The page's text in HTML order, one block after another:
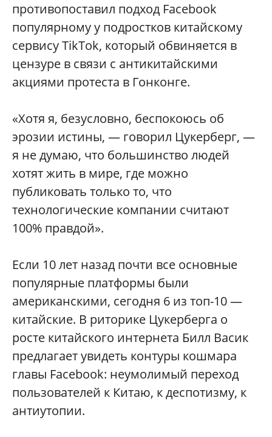
противопоставил подход Facebook
популярному у подростков китайскому
сервису TikTok, который обвиняется в
цензуре в связи с антикитайскими
акциями протеста в Гонконге.
«Хотя я, безусловно, беспокоюсь об
эрозии истины, — говорил Цукерберг, —
я не думаю, что большинство людей
хотят жить в мире, где можно
публиковать только то, что
технологические компании считают
100% правдой».
Если 10 лет назад почти все основные
популярные платформы были
американскими, сегодня 6 из топ-10 —
китайские. В риторике Цукерберга о
росте китайского интернета Билл Васик
предлагает увидеть контуры кошмара
главы Facebook: неумолимый переход
пользователей к Китаю, к деспотизму, к
антиутопии.